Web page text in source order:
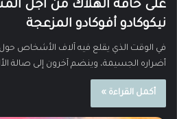
على حافة الهلاك من أجل
نيكوكادو أفوكادو المزعجة
في الوقت الذي يقلع فيه آلاف الأشخاص
أضراره الجسيمة، وينضم آخرون إلى صالة
أكمل القراءة »